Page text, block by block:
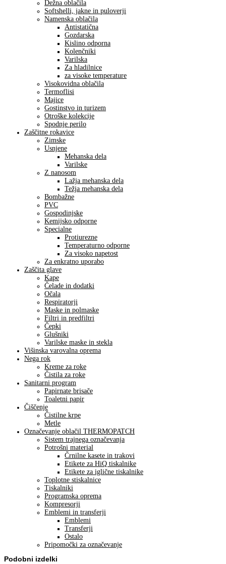
Dežna oblačila
Softshelli, jakne in puloverji
Namenska oblačila
Antistatična
Gozdarska
Kislino odporna
Kolenčniki
Varilska
Za hladilnice
za visoke temperature
Visokovidna oblačila
Termoflisi
Majice
Gostinstvo in turizem
Otroške kolekcije
Spodnje perilo
Zaščitne rokavice
Zimske
Usnjene
Mehanska dela
Varilske
Z nanosom
Lažja mehanska dela
Težja mehanska dela
Bombažne
PVC
Gospodinjske
Kemijsko odporne
Specialne
Protiurezne
Temperaturno odporne
Za visoko napetost
Za enkratno uporabo
Zaščita glave
Kape
Čelade in dodatki
Očala
Respiratorji
Maske in polmaske
Filtri in predfiltri
Čepki
Glušniki
Varilske maske in stekla
Višinska varovalna oprema
Nega rok
Kreme za roke
Čistila za roke
Sanitarni program
Papirnate brisače
Toaletni papir
Čiščenje
Čistilne krpe
Metle
Označevanje oblačil THERMOPATCH
Sistem trajnega označevanja
Potrošni material
Črnilne kasete in trakovi
Etikete za HiQ tiskalnike
Etikete za iglične tiskalnike
Toplotne stiskalnice
Tiskalniki
Programska oprema
Kompresorji
Emblemi in transferji
Emblemi
Transferji
Ostalo
Pripomočki za označevanje
Podobni izdelki